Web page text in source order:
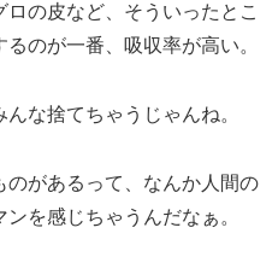
の皮など、そういったとこ
のが一番、吸収率が高い。
な捨てちゃうじゃんね。
があるって、なんか人間の
を感じちゃうんだなぁ。